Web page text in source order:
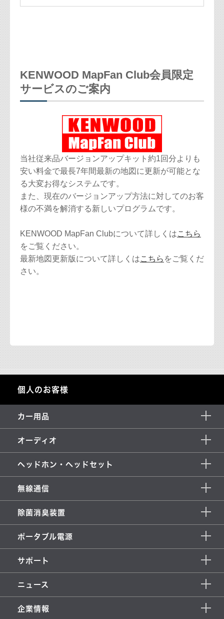
KENWOOD MapFan Club会員限定
サービスのご案内
当社従来品バージョンアップキット約1回分よりも
安い料金で最長7年間最新の地図に更新が可能とな
る大変お得なシステムです。
また、現在のバージョンアップ方法に対してのお客
様の不満を解消する新しいプログラムです。
KENWOOD MapFan Clubについて詳しくはこちら
をご覧ください。
最新地図更新版について詳しくはこちら をご覧くだ
さい。
個人のお客様
カー用品
オーディオ
ヘッドホン・ヘッドセット
無線通信
除菌消臭装置
ポータブル電源
サポート
ニュース
企業情報